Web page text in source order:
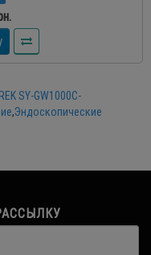
SY-GW1000C-
,Эндоскопические